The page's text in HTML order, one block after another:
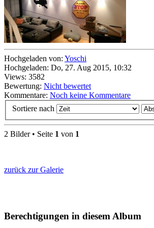
Hochgeladen von: Yoschi
Hochgeladen: Do, 27. Aug 2015, 10:32
Views: 3582
Bewertung: Nicht bewertet
Kommentare: Noch keine Kommentare
Sortiere nach
2 Bilder • Seite 1 von 1
zurück zur Galerie
Berechtigungen in diesem Album